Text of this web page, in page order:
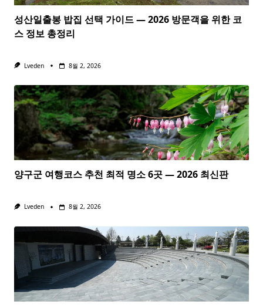
성산일출봉 밥집 선택 가이드 — 2026 방문객을 위한 코
스 정보 총정리
Lveden 8월 2, 2026
양구군 여행코스 추천 최적 명소 6곳 — 2026 최신판
Lveden 8월 2, 2026